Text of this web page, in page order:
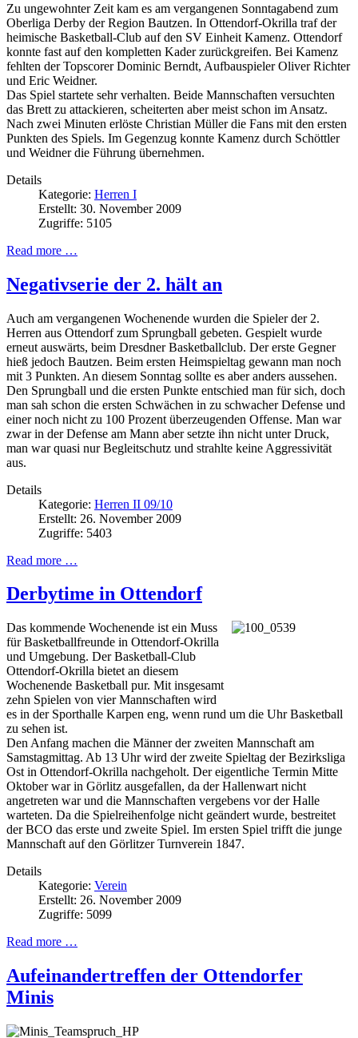
Zu ungewohnter Zeit kam es am vergangenen Sonntagabend zum
Oberliga Derby der Region Bautzen. In Ottendorf-Okrilla traf der
heimische Basketball-Club auf den SV Einheit Kamenz. Ottendorf
konnte fast auf den kompletten Kader zurückgreifen. Bei Kamenz
fehlten der Topscorer Dominic Berndt, Aufbauspieler Oliver Richter
und Eric Weidner.
Das Spiel startete sehr verhalten. Beide Mannschaften versuchten
das Brett zu attackieren, scheiterten aber meist schon im Ansatz.
Nach zwei Minuten erlöste Christian Müller die Fans mit den ersten
Punkten des Spiels. Im Gegenzug konnte Kamenz durch Schöttler
und Weidner die Führung übernehmen.
Details
Kategorie: Herren I
Erstellt: 30. November 2009
Zugriffe: 5105
Read more …
Negativserie der 2. hält an
Auch am vergangenen Wochenende wurden die Spieler der 2.
Herren aus Ottendorf zum Sprungball gebeten. Gespielt wurde
erneut auswärts, beim Dresdner Basketballclub. Der erste Gegner
hieß jedoch Bautzen. Beim ersten Heimspieltag gewann man noch
mit 3 Punkten. An diesem Sonntag sollte es aber anders aussehen.
Den Sprungball und die ersten Punkte entschied man für sich, doch
man sah schon die ersten Schwächen in zu schwacher Defense und
einer noch nicht zu 100 Prozent überzeugenden Offense. Man war
zwar in der Defense am Mann aber setzte ihn nicht unter Druck,
man war quasi nur Begleitschutz und strahlte keine Aggressivität
aus.
Details
Kategorie: Herren II 09/10
Erstellt: 26. November 2009
Zugriffe: 5403
Read more …
Derbytime in Ottendorf
Das kommende Wochenende ist ein Muss
für Basketballfreunde in Ottendorf-Okrilla
und Umgebung. Der Basketball-Club
Ottendorf-Okrilla bietet an diesem
Wochenende Basketball pur. Mit insgesamt
zehn Spielen von vier Mannschaften wird
es in der Sporthalle Karpen eng, wenn rund um die Uhr Basketball
zu sehen ist.
Den Anfang machen die Männer der zweiten Mannschaft am
Samstagmittag. Ab 13 Uhr wird der zweite Spieltag der Bezirksliga
Ost in Ottendorf-Okrilla nachgeholt. Der eigentliche Termin Mitte
Oktober war in Görlitz ausgefallen, da der Hallenwart nicht
angetreten war und die Mannschaften vergebens vor der Halle
warteten. Da die Spielreihenfolge nicht geändert wurde, bestreitet
der BCO das erste und zweite Spiel. Im ersten Spiel trifft die junge
Mannschaft auf den Görlitzer Turnverein 1847.
Details
Kategorie: Verein
Erstellt: 26. November 2009
Zugriffe: 5099
Read more …
Aufeinandertreffen der Ottendorfer
Minis